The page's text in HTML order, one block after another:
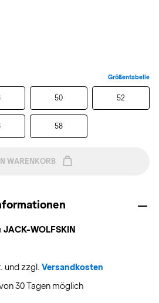
Größentabelle
50 52
58
WARENKORB
JACK-WOLFSKIN
und zzgl. Versandkosten
30 Tagen möglich